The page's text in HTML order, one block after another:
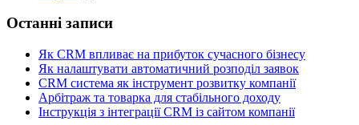
Останні записи
Як CRM впливає на прибуток сучасного бізнесу
Як налаштувати автоматичний розподіл заявок
CRM система як інструмент розвитку компанії
Арбітраж та товарка для стабільного доходу
Інструкція з інтеграції CRM із сайтом компанії